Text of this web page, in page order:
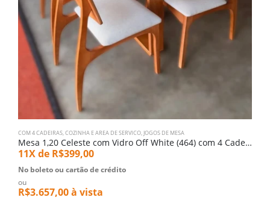
COM 4 CADEIRAS,COZINHA E AREA DE SERVICO, JOGOS DE MESA
Mesa 1,20 Celeste com Vidro Off White (464) com 4 Cadeiras Romana com Tela (3788)
11X de R$399,00
No boleto ou cartão de crédito
ou
R$3.657,00à vista